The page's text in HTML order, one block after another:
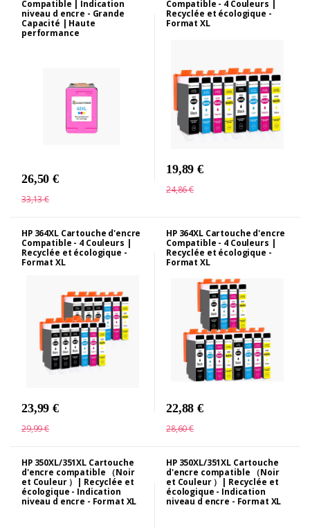
Compatible | Indication
niveau d encre - Grande
Capacité | Haute
performance
26,50 €
33,13 €
Compatible - 4 Couleurs |
Recyclée et écologique -
Format XL
19,89 €
24,86 €
HP 364XL Cartouche d'encre
Compatible - 4 Couleurs |
Recyclée et écologique -
Format XL
23,99 €
29,99 €
HP 364XL Cartouche d'encre
Compatible - 4 Couleurs |
Recyclée et écologique -
Format XL
22,88 €
28,60 €
HP 350XL/351XL Cartouche
d'encre compatible （Noir
et Couleur ）| Recyclée et
écologique - Indication
niveau d encre - Format XL
HP 350XL/351XL Cartouche
d'encre compatible （Noir
et Couleur ）| Recyclée et
écologique - Indication
niveau d encre - Format XL